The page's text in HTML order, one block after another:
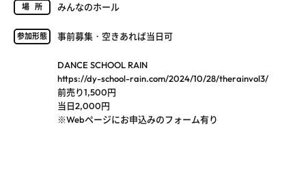
場所 みんなのホール
参加形態 事前募集・空きあれば当日可
DANCE SCHOOL RAIN
https://dy-school-rain.com/2024/10/28/therainvol3/
前売り1,500円
当日2,000円
※Webページにお申込みのフォーム有り